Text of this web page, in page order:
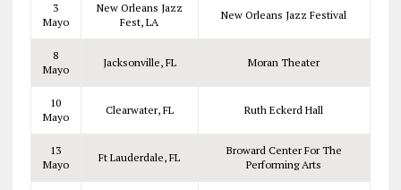
3
Mayo
New Orleans Jazz
Fest, LA
New Orleans Jazz Festival
8
Mayo
Jacksonville, FL Moran Theater
10
Mayo
Clearwater, FL Ruth Eckerd Hall
13
Mayo
Ft Lauderdale, FL
Broward Center For The
Performing Arts